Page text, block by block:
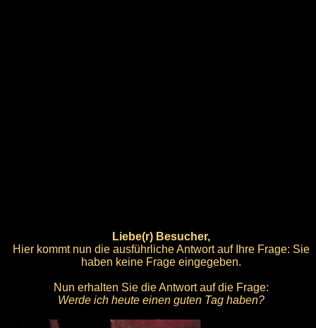
Liebe(r) Besucher,
Hier kommt nun die ausführliche Antwort auf Ihre Frage: Sie
haben keine Frage eingegeben.
Nun erhalten Sie die Antwort auf die Frage:
Werde ich heute einen guten Tag haben?